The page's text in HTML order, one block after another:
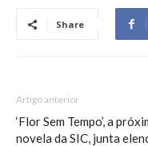
Share
Artigo anterior
‘Flor Sem Tempo’, a
novela da SIC, junta